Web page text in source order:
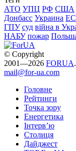
АТО УПЦ РФ США
Донбасс Украина ЕС
ГПУ суд війна в
НАБУ пожар
© Copyright
2001—2026 FORUA
mail@for-ua.com
Головне
Рейтинги
Точка зору
Енергетика
Інтерв’ю
Столиця
Дайджест